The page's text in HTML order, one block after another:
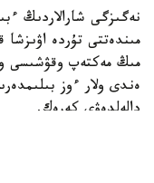
نەگىزگى شارالاردىڭ
مىڭ مەكتەپ وقۋشىسى
ەندى ولار ءوز
دالەلدەۋى كەرەك.